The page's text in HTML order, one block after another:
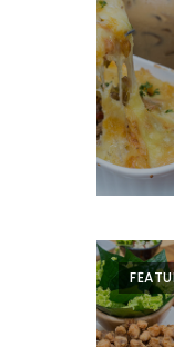
16
ร้าน
อร่อย
ที่
ต้อง
มา
ถนน
คน
เดิน
วัน